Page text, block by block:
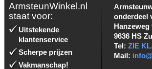
ArmsteunWinkel.nl
staat voor:
Uitstekende
klantenservice
Scherpe prijzen
Vakmanschap!
onderdeel
Hanzeweg
9636 HS
Tel: ZIE
Mail: